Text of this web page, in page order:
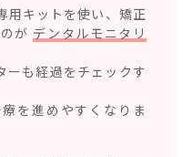
用キットを使い、矯正
が デンタルモニタリ
ーも経過をチェックす
療を進めやすくなりま